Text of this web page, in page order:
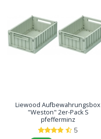
Liewood Aufbewahrungsbox
"Weston" 2er-Pack S
pfefferminz
5